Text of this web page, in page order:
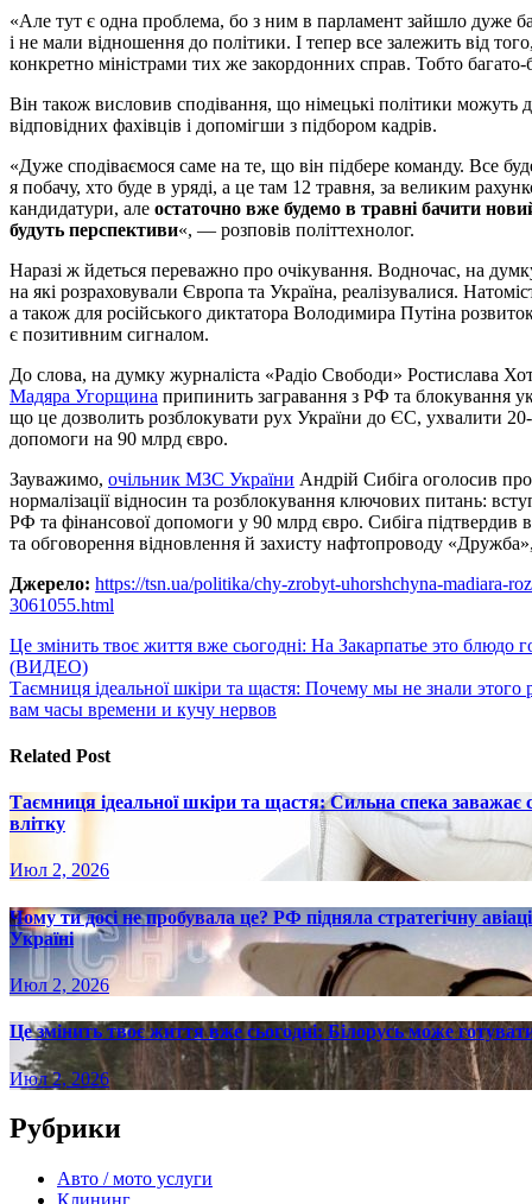
«Але тут є одна проблема, бо з ним в парламент зайшло дуже
і не мали відношення до політики. І тепер все залежить від
конкретно міністрами тих же закордонних справ. Тобто
Він також висловив сподівання, що німецькі політики
відповідних фахівців і допомігши з підбором кадрів.
«Дуже сподіваємося саме на те, що він підбере команду. Все
я побачу, хто буде в уряді, а це там 12 травня, за великим
кандидатури, але остаточно вже будемо в травні бачити
будуть перспективи«, — розповів політтехнолог.
Наразі ж йдеться переважно про очікування. Водночас, на
на які розраховували Європа та Україна, реалізувалися.
а також для російського диктатора Володимира Путіна
є позитивним сигналом.
До слова, на думку журналіста «Радіо Свободи» Ростислава
Мадяра Угорщина припинить загравання з РФ та блокування
що це дозволить розблокувати рух України до ЄС, ухвалити 20-
допомоги на 90 млрд євро.
Зауважимо, очільник МЗС України Андрій Сибіга оголосив
нормалізації відносин та розблокування ключових питань:
РФ та фінансової допомоги у 90 млрд євро. Сибіга
та обговорення відновлення й захисту нафтопроводу
Джерело: https://tsn.ua/politika/chy-zrobyt-uhorshchyna-madiara-
3061055.html
Навигация
по
записям
Це змінить твоє життя вже сьогодні: На Закарпатье это блюдо
(ВИДЕО)
Таємниця ідеальної шкіри та щастя: Почему мы не знали
вам часы времени и кучу нервов
Related Post
Таємниця ідеальної шкіри та щастя: Сильна спека
влітку
Июл 2, 2026
Чому ти досі не пробувала це? РФ підняла стратегічну
Україні
Июл 2, 2026
Це змінить твоє життя вже сьогодні: Білорусь може
Июл 2, 2026
Рубрики
Авто / мото услуги